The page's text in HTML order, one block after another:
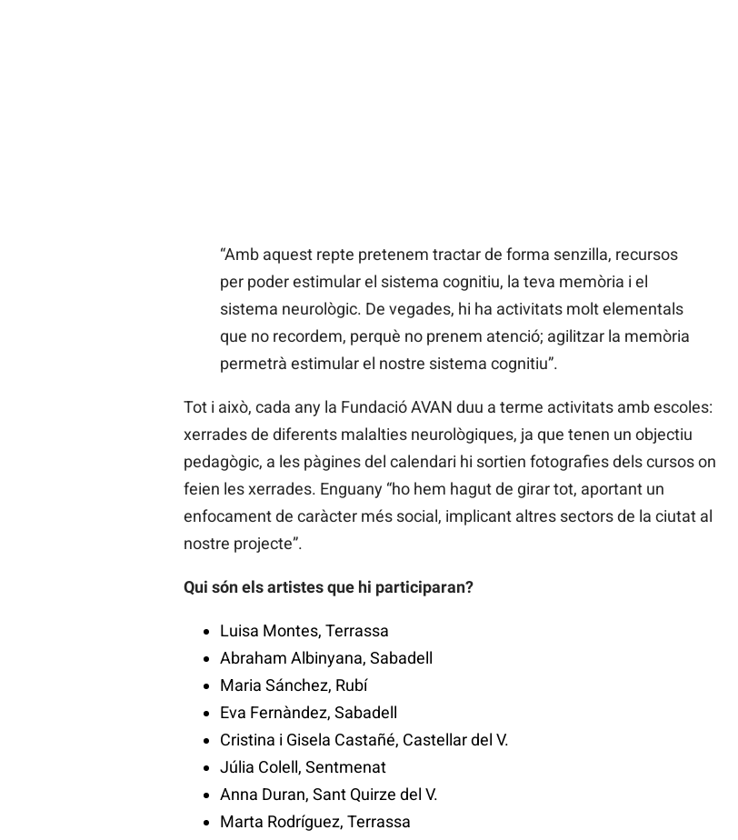
“Amb aquest repte pretenem tractar de forma senzilla, recursos
per poder estimular el sistema cognitiu, la teva memòria i el
sistema neurològic. De vegades, hi ha activitats molt elementals
que no recordem, perquè no prenem atenció; agilitzar la memòria
permetrà estimular el nostre sistema cognitiu”.
Tot i això, cada any la Fundació AVAN duu a terme activitats amb escoles:
xerrades de diferents malalties neurològiques, ja que tenen un objectiu
pedagògic, a les pàgines del calendari hi sortien fotografies dels cursos on
feien les xerrades. Enguany “ho hem hagut de girar tot, aportant un
enfocament de caràcter més social, implicant altres sectors de la ciutat al
nostre projecte”.
Qui són els artistes que hi participaran?
Luisa Montes, Terrassa
Abraham Albinyana, Sabadell
Maria Sánchez, Rubí
Eva Fernàndez, Sabadell
Cristina i Gisela Castañé, Castellar del V.
Júlia Colell, Sentmenat
Anna Duran, Sant Quirze del V.
Marta Rodríguez, Terrassa